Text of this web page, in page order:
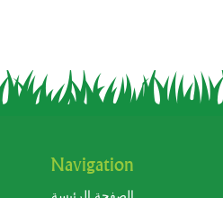
Navigation